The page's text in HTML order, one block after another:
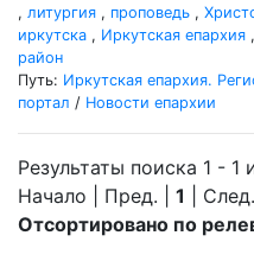
, литургия , проповедь ,
иркутска , Иркутская епархия ,
район
Путь: Иркутская епархия.
портал / Новости епархии
Результаты поиска 1 - 1
Начало | Пред. | 1 |
Отсортировано по